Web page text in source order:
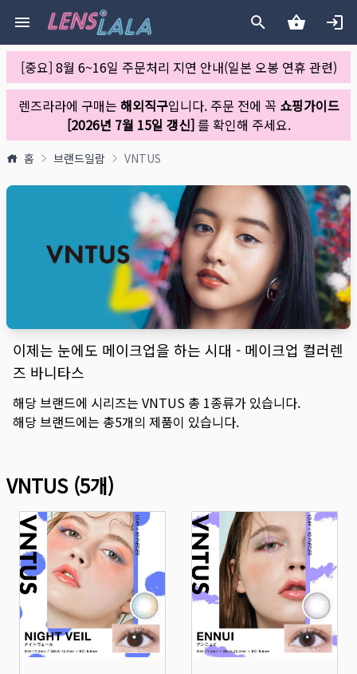
[중요] 8월 6~16일 주문처리 지연 안내(일본 오봉 연휴 관련)
렌즈라라에 구매는 해외직구입니다. 주문 전에 꼭 쇼핑가이드
[2026년 7월 15일 갱신]를 확인해 주세요.
홈 브랜드일람 VNTUS
이제는 눈에도 메이크업을 하는 시대 - 메이크업 컬러렌
즈 바니타스
해당 브랜드에 시리즈는 VNTUS 총 1종류가 있습니다.
해당 브랜드에는 총5개의 제품이 있습니다.
VNTUS(5개)